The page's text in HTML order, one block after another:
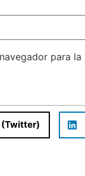
para